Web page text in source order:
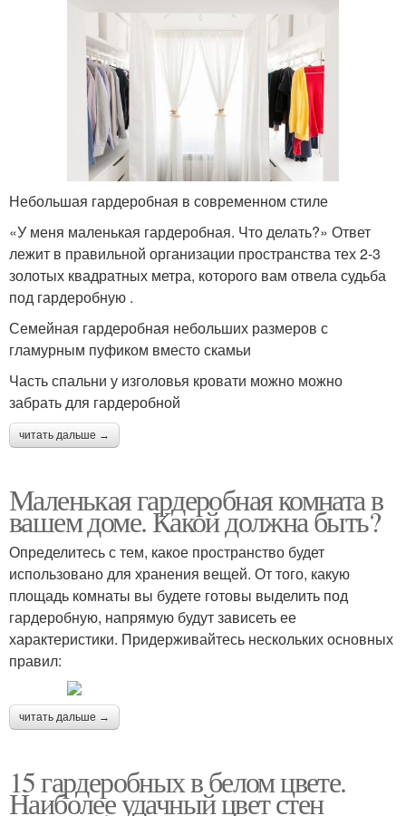
Небольшая гардеробная в современном стиле
«У меня маленькая гардеробная. Что делать?» Ответ
лежит в правильной организации пространства тех 2-3
золотых квадратных метра, которого вам отвела судьба
под гардеробную .
Семейная гардеробная небольших размеров с
гламурным пуфиком вместо скамьи
Часть спальни у изголовья кровати можно можно
забрать для гардеробной
читать дальше →
Маленькая гардеробная комната в
вашем доме. Какой должна быть?
Определитесь с тем, какое пространство будет
использовано для хранения вещей. От того, какую
площадь комнаты вы будете готовы выделить под
гардеробную, напрямую будут зависеть ее
характеристики. Придерживайтесь нескольких основных
правил:
читать дальше →
15 гардеробных в белом цвете.
Наиболее удачный цвет стен